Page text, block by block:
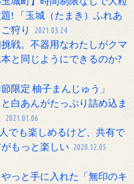
! 「玉城（たまき）ふれあ
狩り
2021.03.24
戦。不器用なわたしがクマ
と同じようにできるのか?
限定 柚子まんじゅう」
白あんがたっぷり詰め込ま
2021.01.06
でも楽しめるけど、共有で
もっと楽しい 2020.12.05
っと手に入れた「無印のキ